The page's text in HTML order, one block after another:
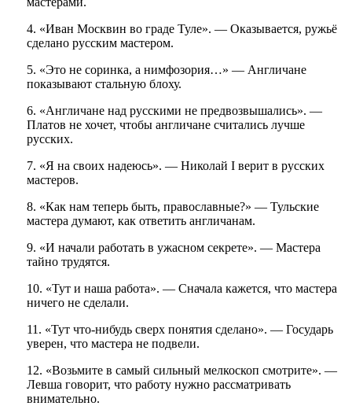
4. «Иван Москвин во граде Туле». — Оказывается, ружьё
сделано русским мастером.
5. «Это не соринка, а нимфозория…» — Англичане
показывают стальную блоху.
6. «Англичане над русскими не предвозвышались». —
Платов не хочет, чтобы англичане считались лучше
русских.
7. «Я на своих надеюсь». — Николай I верит в русских
мастеров.
8. «Как нам теперь быть, православные?» — Тульские
мастера думают, как ответить англичанам.
9. «И начали работать в ужасном секрете». — Мастера
тайно трудятся.
10. «Тут и наша работа». — Сначала кажется, что мастера
ничего не сделали.
11. «Тут что-нибудь сверх понятия сделано». — Государь
уверен, что мастера не подвели.
12. «Возьмите в самый сильный мелкоскоп смотрите». —
Левша говорит, что работу нужно рассматривать
внимательно.